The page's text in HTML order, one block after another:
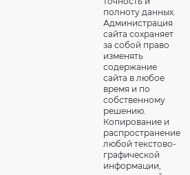
полноту данных.
Администрация
сайта сохраняет
за собой право
изменять
содержание
сайта в любое
время и по
собственному
решению.
Копирование и
распространение
любой текстово-
графической
информации,